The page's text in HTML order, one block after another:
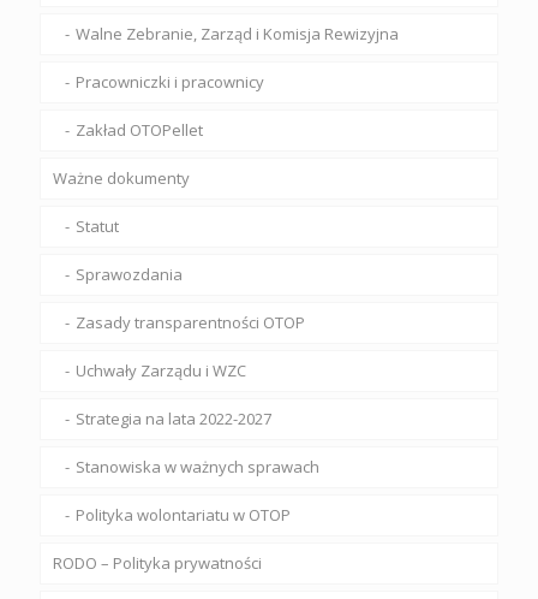
Walne Zebranie, Zarząd i Komisja Rewizyjna
Pracowniczki i pracownicy
Zakład OTOPellet
Ważne dokumenty
Statut
Sprawozdania
Zasady transparentności OTOP
Uchwały Zarządu i WZC
Strategia na lata 2022-2027
Stanowiska w ważnych sprawach
Polityka wolontariatu w OTOP
RODO – Polityka prywatności